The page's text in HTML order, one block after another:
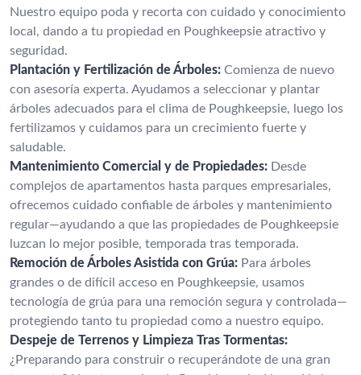
Nuestro equipo poda y recorta con cuidado y conocimiento
local, dando a tu propiedad en Poughkeepsie atractivo y
seguridad.
Plantación y Fertilización de Árboles: Comienza de nuevo
con asesoría experta. Ayudamos a seleccionar y plantar
árboles adecuados para el clima de Poughkeepsie, luego los
fertilizamos y cuidamos para un crecimiento fuerte y
saludable.
Mantenimiento Comercial y de Propiedades: Desde
complejos de apartamentos hasta parques empresariales,
ofrecemos cuidado confiable de árboles y mantenimiento
regular—ayudando a que las propiedades de Poughkeepsie
luzcan lo mejor posible, temporada tras temporada.
Remoción de Árboles Asistida con Grúa: Para árboles
grandes o de difícil acceso en Poughkeepsie, usamos
tecnología de grúa para una remoción segura y controlada—
protegiendo tanto tu propiedad como a nuestro equipo.
Despeje de Terrenos y Limpieza Tras Tormentas:
¿Preparando para construir o recuperándote de una gran